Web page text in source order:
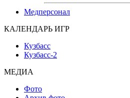
Медперсонал
КАЛЕНДАРЬ ИГР
Кузбасс
Кузбасс-2
МЕДИА
Фото